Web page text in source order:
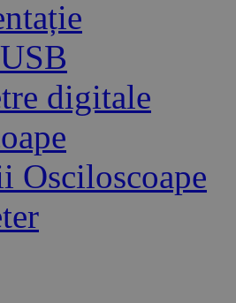
digitale
Osciloscoape